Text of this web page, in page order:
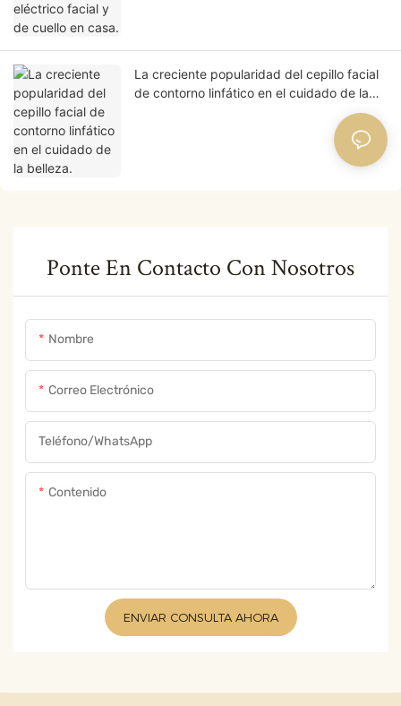
La creciente popularidad del cepillo facial
de contorno linfático en el cuidado de la
Ponte En Contacto Con Nosotros
Nombre
Correo Electrónico
Teléfono/WhatsApp
Contenido
ENVIAR CONSULTA AHORA